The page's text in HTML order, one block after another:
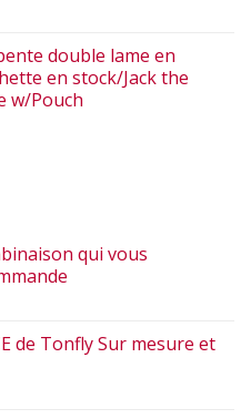
double lame en
en stock/Jack the
w/Pouch
qui vous
de Tonfly Sur mesure et